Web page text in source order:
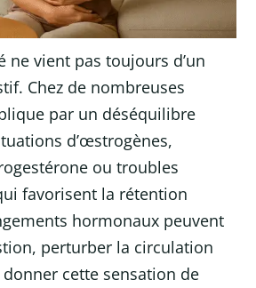
ne vient pas toujours d’un
Chez de nombreuses
par un déséquilibre
d’œstrogènes,
ou troubles
favorisent la rétention
hormonaux peuvent
perturber la circulation
cette sensation de